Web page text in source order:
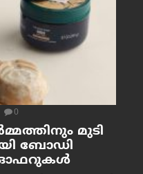
0
മുടി
ബോഡി
ഓഫറുകൾ